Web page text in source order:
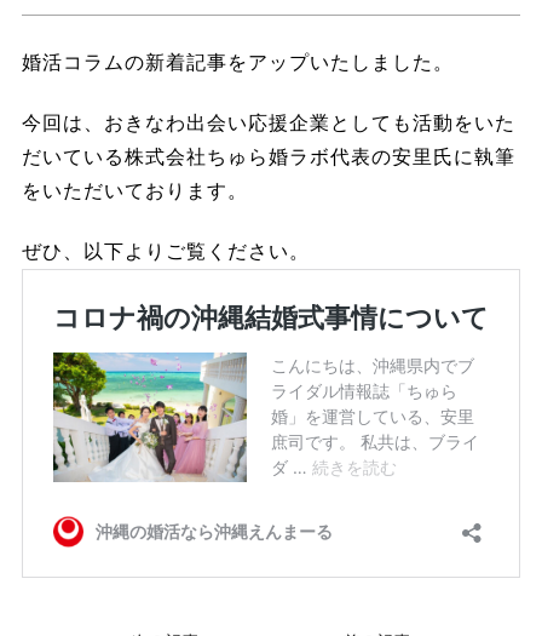
婚活コラムの新着記事をアップいたしました。
今回は、おきなわ出会い応援企業としても活動をいた
だいている株式会社ちゅら婚ラボ代表の安里氏に執筆
をいただいております。
ぜひ、以下よりご覧ください。